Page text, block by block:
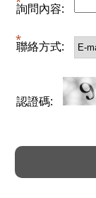
詢問內容:
聯絡方式:
認證碼: